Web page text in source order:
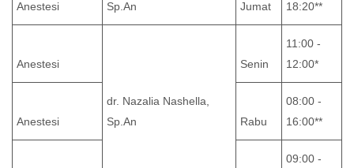
Anestesi
Sp.An
Jumat
18:20**
Anestesi
dr. Nazalia Nashella,
Sp.An
Senin
11:00 -
12:00*
Anestesi Rabu
08:00 -
16:00**
09:00 -